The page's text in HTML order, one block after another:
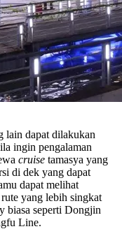
lain dapat dilakukan
ingin pengalaman
cruise tamasya yang
di dek yang dapat
dapat melihat
yang lebih singkat
biasa seperti Dongjin
Line.